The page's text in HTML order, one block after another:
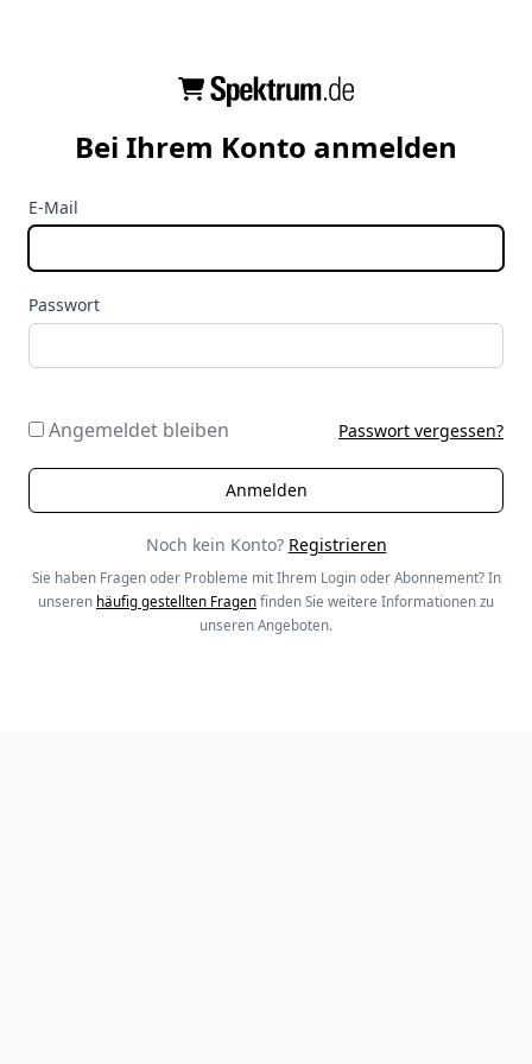
Bei Ihrem Konto anmelden
E-Mail
Passwort
Angemeldet bleiben Passwort vergessen?
Noch kein Konto? Registrieren
Sie haben Fragen oder Probleme mit Ihrem Login oder Abonnement? In
unseren häufig gestellten Fragen finden Sie weitere Informationen zu
unseren Angeboten.